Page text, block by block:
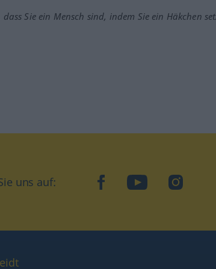
Sie ein Mensch sind, indem Sie ein Häkchen
uns auf: facebookYouTubeInstagram